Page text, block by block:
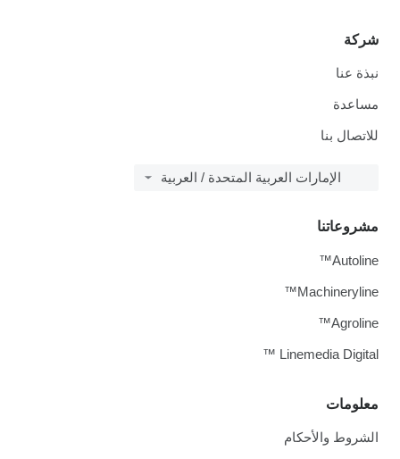
شركة
نبذة عنا
مساعدة
للاتصال بنا
الإمارات العربية المتحدة / العربية
معلومات
الشروط والأحكام
مشروعاتنا
Autoline™
Machineryline™
Agroline™
Linemedia Digital ™